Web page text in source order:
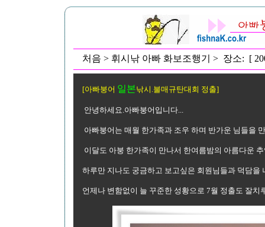
처음 > 휘시낚 아빠 화보조행기 > 장소: [
[아빠붕어 일본낚시.불매규탄대회 정출]
안녕하세요.아빠붕어입니다...
아빠붕어는 매월 한가족과 조우 하며 반가운 님들을
이달도 아붕 한가족이 만나서 한여름밤의 아름다운
하루만 지나도 궁금하고 보고싶은 회원님들과 덕담을
언제나 변함없이 늘 꾸준한 성황으로 7월 정출도 잘치